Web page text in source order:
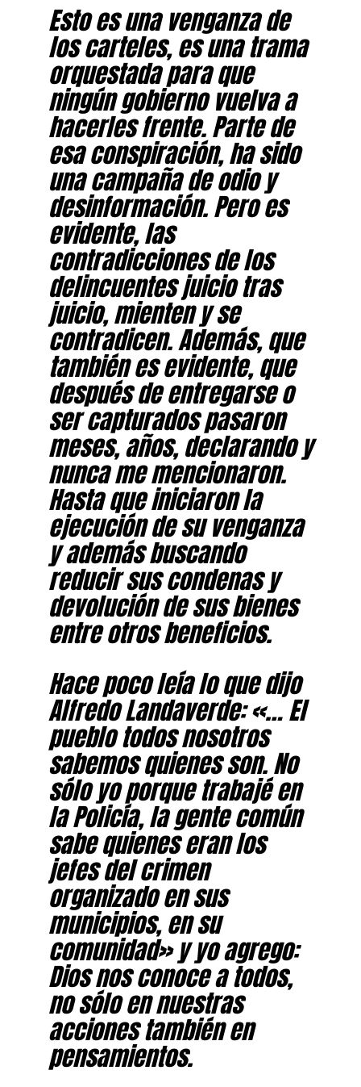
Esto es una venganza de
los carteles, es una trama
orquestada para que
ningún gobierno vuelva a
hacerles frente. Parte de
esa conspiración, ha sido
una campaña de odio y
desinformación. Pero es
evidente, las
contradicciones de los
delincuentes juicio tras
juicio, mienten y se
contradicen. Además, que
también es evidente, que
después de entregarse o
ser capturados pasaron
meses, años, declarando y
nunca me mencionaron.
Hasta que iniciaron la
ejecución de su venganza
y además buscando
reducir sus condenas y
devolución de sus bienes
entre otros beneficios.
Hace poco leía lo que dijo
Alfredo Landaverde: «… El
pueblo todos nosotros
sabemos quienes son. No
sólo yo porque trabajé en
la Policía, la gente común
sabe quienes eran los
jefes del crimen
organizado en sus
municipios, en su
comunidad» y yo agrego:
Dios nos conoce a todos,
no sólo en nuestras
acciones también en
pensamientos.